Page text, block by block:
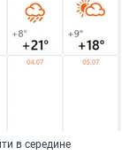
в середине